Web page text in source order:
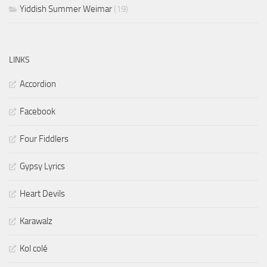
Yiddish Summer Weimar (19)
LINKS
Accordion
Facebook
Four Fiddlers
Gypsy Lyrics
Heart Devils
Karawalz
Kol colé